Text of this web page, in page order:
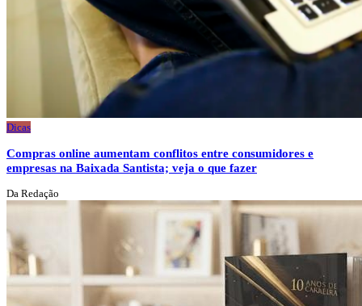
Dicas
Compras online aumentam conflitos entre consumidores e
empresas na Baixada Santista; veja o que fazer
Da Redação